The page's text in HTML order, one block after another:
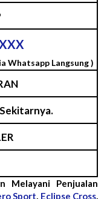
Whatsapp Langsung )
Melayani Penjualan
Sport, Eclipse Cross,